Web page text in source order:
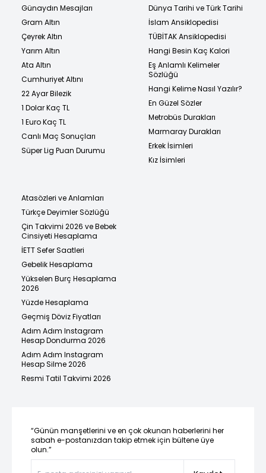
Günaydın Mesajları
Gram Altın
Çeyrek Altın
Yarım Altın
Ata Altın
Cumhuriyet Altını
22 Ayar Bilezik
1 Dolar Kaç TL
1 Euro Kaç TL
Canlı Maç Sonuçları
Süper Lig Puan Durumu
Dünya Tarihi ve Türk Tarihi
İslam Ansiklopedisi
TÜBİTAK Ansiklopedisi
Hangi Besin Kaç Kalori
Eş Anlamlı Kelimeler
Sözlüğü
Hangi Kelime Nasıl Yazılır?
En Güzel Sözler
Metrobüs Durakları
Marmaray Durakları
Erkek İsimleri
Kız İsimleri
Atasözleri ve Anlamları
Türkçe Deyimler Sözlüğü
Çin Takvimi 2026 ve Bebek
Cinsiyeti Hesaplama
İETT Sefer Saatleri
Gebelik Hesaplama
Yükselen Burç Hesaplama
2026
Yüzde Hesaplama
Geçmiş Döviz Fiyatları
Adım Adım Instagram
Hesap Dondurma 2026
Adım Adım Instagram
Hesap Silme 2026
Resmi Tatil Takvimi 2026
“Günün manşetlerini ve en çok okunan haberlerini her
sabah e-postanızdan takip etmek için bültene üye
olun.”